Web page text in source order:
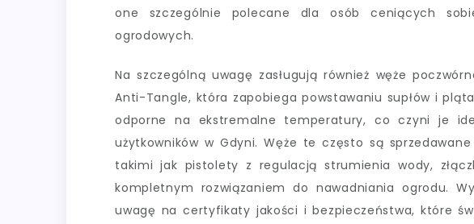
one szczególnie polecane dla osób ceniących
ogrodowych.
Na szczególną uwagę zasługują również węże
Anti-Tangle, która zapobiega powstawaniu supłów i
odporne na ekstremalne temperatury, co czyni je
użytkowników w Gdyni. Węże te często są
takimi jak pistolety z regulacją strumienia wody,
kompletnym rozwiązaniem do nawadniania ogrodu.
uwagę na certyfikaty jakości i bezpieczeństwa, które